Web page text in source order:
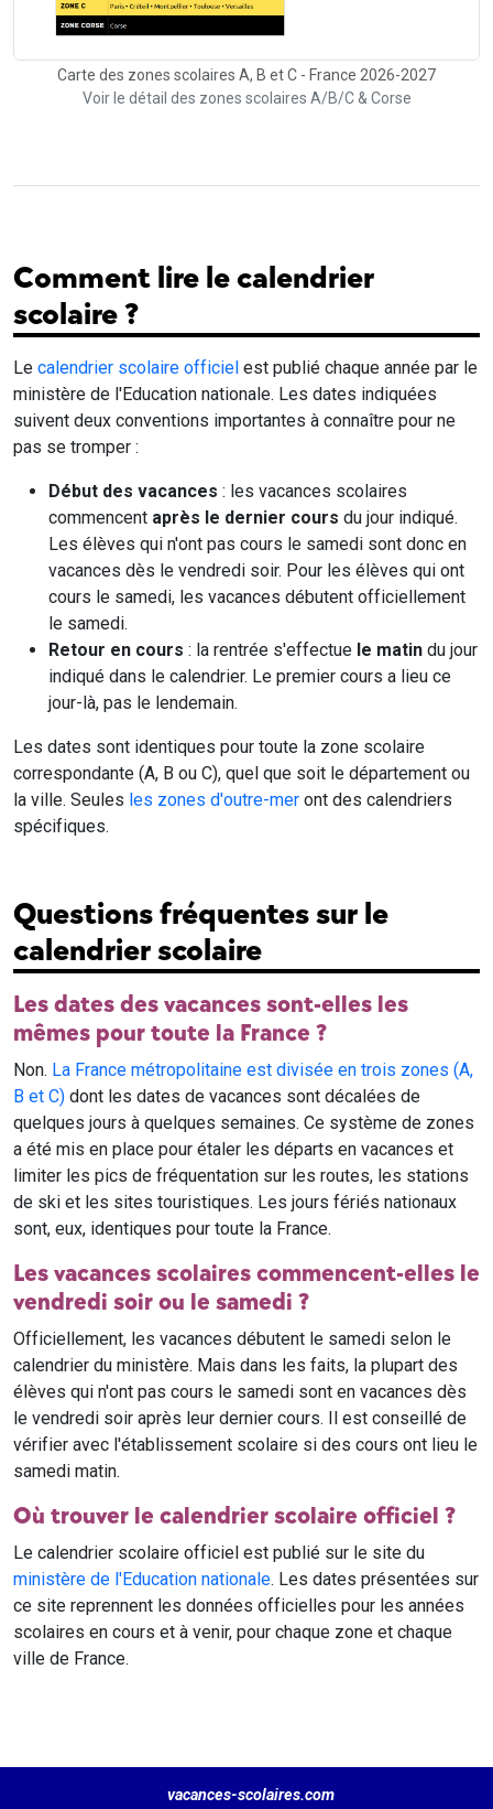
Carte des zones scolaires A, B et C - France 2026-2027
Voir le détail des zones scolaires A/B/C & Corse
Comment lire le calendrier
scolaire ?
Le calendrier scolaire officiel est publié chaque année par le
ministère de l'Education nationale. Les dates indiquées
suivent deux conventions importantes à connaître pour ne
pas se tromper :
Début des vacances : les vacances scolaires
commencent après le dernier cours du jour indiqué.
Les élèves qui n'ont pas cours le samedi sont donc en
vacances dès le vendredi soir. Pour les élèves qui ont
cours le samedi, les vacances débutent officiellement
le samedi.
Retour en cours : la rentrée s'effectue le matin du jour
indiqué dans le calendrier. Le premier cours a lieu ce
jour-là, pas le lendemain.
Les dates sont identiques pour toute la zone scolaire
correspondante (A, B ou C), quel que soit le département ou
la ville. Seules les zones d'outre-mer ont des calendriers
spécifiques.
Questions fréquentes sur le
calendrier scolaire
Les dates des vacances sont-elles les
mêmes pour toute la France ?
Non. La France métropolitaine est divisée en trois zones (A,
B et C) dont les dates de vacances sont décalées de
quelques jours à quelques semaines. Ce système de zones
a été mis en place pour étaler les départs en vacances et
limiter les pics de fréquentation sur les routes, les stations
de ski et les sites touristiques. Les jours fériés nationaux
sont, eux, identiques pour toute la France.
Les vacances scolaires commencent-elles le
vendredi soir ou le samedi ?
Officiellement, les vacances débutent le samedi selon le
calendrier du ministère. Mais dans les faits, la plupart des
élèves qui n'ont pas cours le samedi sont en vacances dès
le vendredi soir après leur dernier cours. Il est conseillé de
vérifier avec l'établissement scolaire si des cours ont lieu le
samedi matin.
Où trouver le calendrier scolaire officiel ?
Le calendrier scolaire officiel est publié sur le site du
ministère de l'Education nationale. Les dates présentées sur
ce site reprennent les données officielles pour les années
scolaires en cours et à venir, pour chaque zone et chaque
ville de France.
vacances-scolaires.com